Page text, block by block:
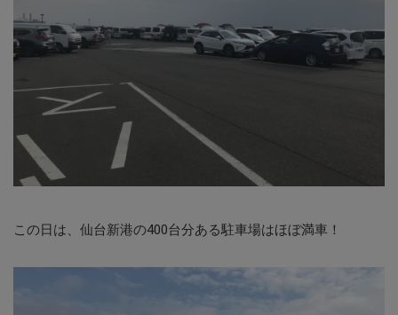
この日は、仙台新港の400台分ある駐車場はほぼ満車！